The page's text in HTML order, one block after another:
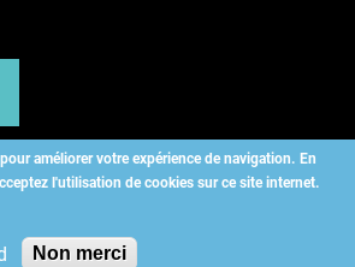
améliorer votre expérience de navigation. En
l'utilisation de cookies sur ce site internet.
Non merci
©2026 ALLIEDHEALTH
KAURIWEB